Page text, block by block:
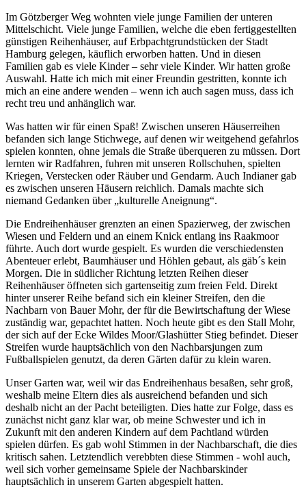
Im Götzberger Weg wohnten viele junge Familien der unteren
Mittelschicht. Viele junge Familien, welche die eben fertiggestellten
günstigen Reihenhäuser, auf Erbpachtgrundstücken der Stadt
Hamburg gelegen, käuflich erworben hatten. Und in diesen
Familien gab es viele Kinder – sehr viele Kinder. Wir hatten große
Auswahl. Hatte ich mich mit einer Freundin gestritten, konnte ich
mich an eine andere wenden – wenn ich auch sagen muss, dass ich
recht treu und anhänglich war.
Was hatten wir für einen Spaß! Zwischen unseren Häuserreihen
befanden sich lange Stichwege, auf denen wir weitgehend gefahrlos
spielen konnten, ohne jemals die Straße überqueren zu müssen. Dort
lernten wir Radfahren, fuhren mit unseren Rollschuhen, spielten
Kriegen, Verstecken oder Räuber und Gendarm. Auch Indianer gab
es zwischen unseren Häusern reichlich. Damals machte sich
niemand Gedanken über kulturelle Aneignung .
Die Endreihenhäuser grenzten an einen Spazierweg, der zwischen
Wiesen und Feldern und an einem Knick entlang ins Raakmoor
führte. Auch dort wurde gespielt. Es wurden die verschiedensten
Abenteuer erlebt, Baumhäuser und Höhlen gebaut, als gäb´s kein
Morgen. Die in südlicher Richtung letzten Reihen dieser
Reihenhäuser öffneten sich gartenseitig zum freien Feld. Direkt
hinter unserer Reihe befand sich ein kleiner Streifen, den die
Nachbarn von Bauer Mohr, der für die Bewirtschaftung der Wiese
zuständig war, gepachtet hatten. Noch heute gibt es den Stall Mohr,
der sich auf der Ecke Wildes Moor/Glashütter Stieg befindet. Dieser
Streifen wurde hauptsächlich von den Nachbarsjungen zum
Fußballspielen genutzt, da deren Gärten dafür zu klein waren.
Unser Garten war, weil wir das Endreihenhaus besaßen, sehr groß,
weshalb meine Eltern dies als ausreichend befanden und sich
deshalb nicht an der Pacht beteiligten. Dies hatte zur Folge, dass es
zunächst nicht ganz klar war, ob meine Schwester und ich in
Zukunft mit den anderen Kindern auf dem Pachtland würden
spielen dürfen. Es gab wohl Stimmen in der Nachbarschaft, die dies
kritisch sahen. Letztendlich verebbten diese Stimmen - wohl auch,
weil sich vorher gemeinsame Spiele der Nachbarskinder
hauptsächlich in unserem Garten abgespielt hatten.